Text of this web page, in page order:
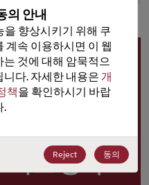
왜
Rochester
포털 사용
자로 등록
의 안내
향상시키기 위해 쿠
계속 이용하시면 이 웹
것에 대해 암묵적으
다. 자세한 내용은 개
책을 확인하시기 바랍
.
Reject 동의